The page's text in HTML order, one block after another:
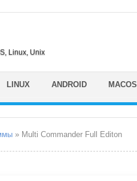
Linux, Unix
LINUX ANDROID MACOS
» Multi Commander Full Editon